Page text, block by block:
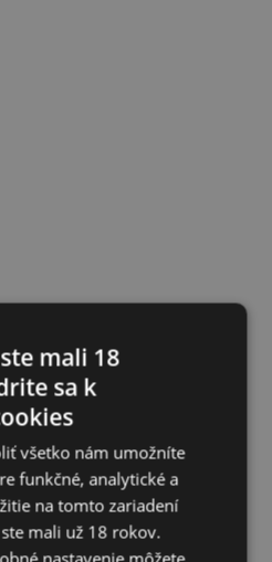
mali 18
sa k
všetko nám umožníte
funkčné, analytické a
na tomto zariadení
mali už 18 rokov.